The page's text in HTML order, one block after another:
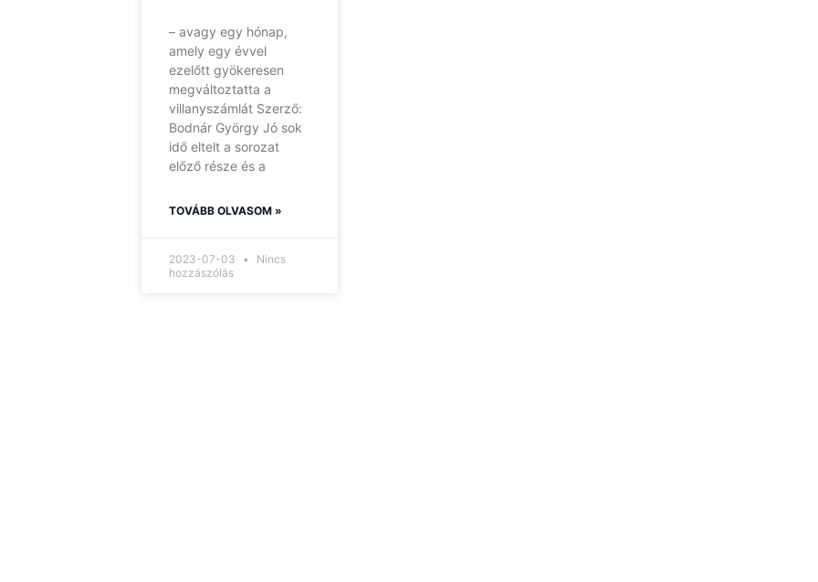
– avagy egy hónap,
amely egy évvel
ezelőtt gyökeresen
megváltoztatta a
villanyszámlát Szerző:
Bodnár György Jó sok
idő eltelt a sorozat
előző része és a
TOVÁBB OLVASOM »
2023-07-03
Nincs
hozzászólás